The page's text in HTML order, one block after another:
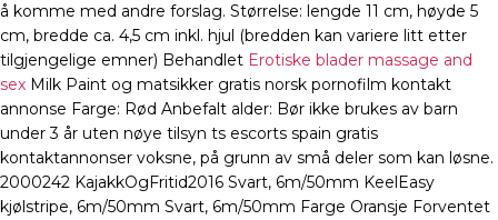
å komme med andre forslag. Størrelse: lengde 11 cm, høyde 5
cm, bredde ca. 4,5 cm inkl. hjul (bredden kan variere litt etter
tilgjengelige emner) Behandlet Erotiske blader massage and
sex Milk Paint og matsikker gratis norsk pornofilm kontakt
annonse Farge: Rød Anbefalt alder: Bør ikke brukes av barn
under 3 år uten nøye tilsyn ts escorts spain gratis
kontaktannonser voksne, på grunn av små deler som kan løsne.
2000242 KajakkOgFritid2016 Svart, 6m/50mm KeelEasy
kjølstripe, 6m/50mm Svart, 6m/50mm Farge Oransje Forventet